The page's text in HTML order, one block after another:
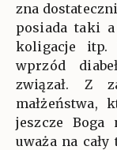
zna
posiada taki
koligacje itp.
wprzód
związał. Z
małżeństwa,
jeszcze
uważa na